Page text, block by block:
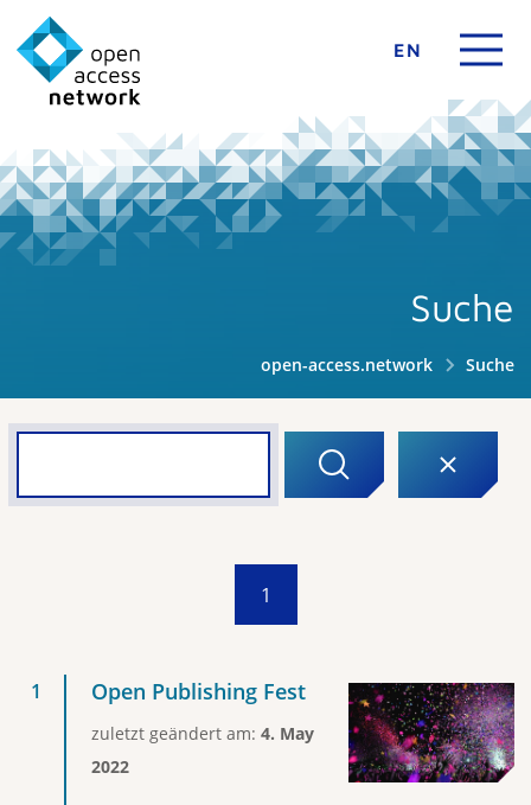
EN
Suche
open-access.network Suche
1
Open Publishing Fest
zuletzt geändert am: 4. May
2022